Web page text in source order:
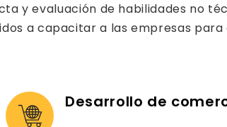
y evaluación de habilidades no
a capacitar a las empresas
Desarrollo de